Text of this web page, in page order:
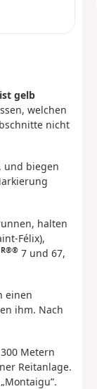
gelb
welchen
nicht
und biegen
halten
Félix),
7 und 67,
einen
ihm. Nach
Metern
Reitanlage.